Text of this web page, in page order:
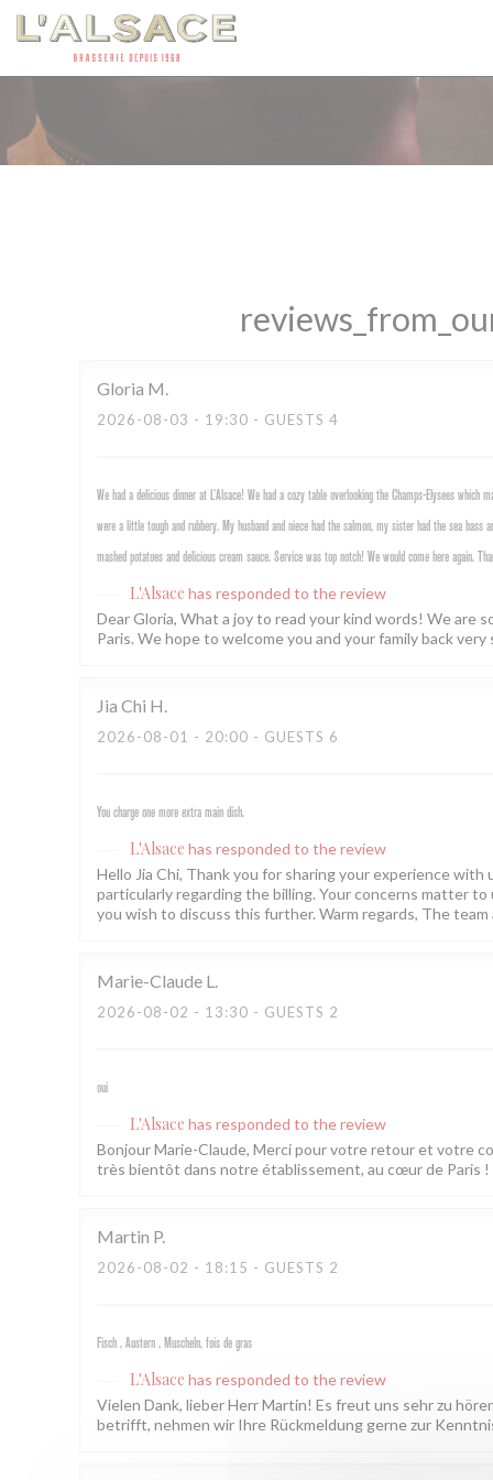
Painel de Gerenciamento de Cookies
Gloria M
2026-08-03 - 19:30 - GUESTS 4
We had a delicious dinner at L’Alsace! We had a cozy table overlooking the Champs-Elysees
were a little tough and rubbery. My husband and niece had the salmon, my sister had the sea
mashed potatoes and delicious cream sauce. Service was top notch! We would come here again.
L'Alsace has responded to the review
Dear Gloria, What a joy to read your kind words! We are
Paris. We hope to welcome you and your family back
Jia Chi H
2026-08-01 - 20:00 - GUESTS 6
You charge one more extra main dish.
L'Alsace has responded to the review
Hello Jia Chi, Thank you for sharing your experience
particularly regarding the billing. Your concerns matter
you wish to discuss this further. Warm regards, The team
Marie-Claude L
2026-08-02 - 13:30 - GUESTS 2
oui
L'Alsace has responded to the review
Bonjour Marie-Claude, Merci pour votre retour et votre
très bientôt dans notre établissement, au cœur de Paris !
Martin P
2026-08-02 - 18:15 - GUESTS 2
Fisch , Austern , Muscheln, fois de gras
L'Alsace has responded to the review
Vielen Dank, lieber Herr Martin! Es freut uns sehr zu
betrifft, nehmen wir Ihre Rückmeldung gerne zur